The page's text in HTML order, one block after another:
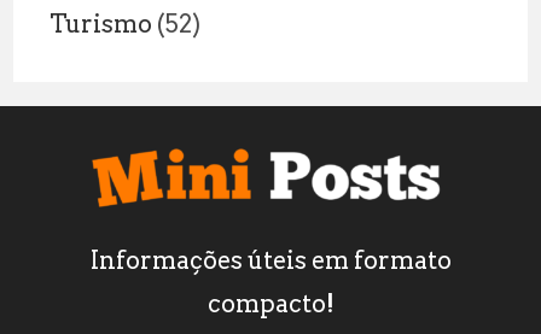
Turismo (52)
Informações úteis em formato
compacto!